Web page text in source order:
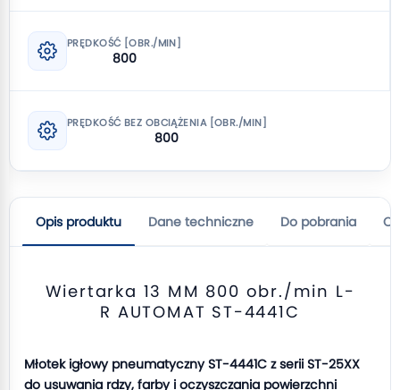
PRĘDKOŚĆ [OBR./MIN]
800
PRĘDKOŚĆ BEZ OBCIĄŻENIA [OBR./MIN]
800
Opis produktu Dane techniczne Do pobrania
Wiertarka 13 MM 800 obr./min L-
R AUTOMAT ST-4441C
Młotek igłowy pneumatyczny ST-4441C z serii ST-25XX
do usuwania rdzy, farby i oczyszczania powierzchni